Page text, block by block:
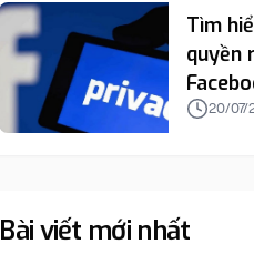
Tìm
quyền
20/07/
Bài viết mới nhất